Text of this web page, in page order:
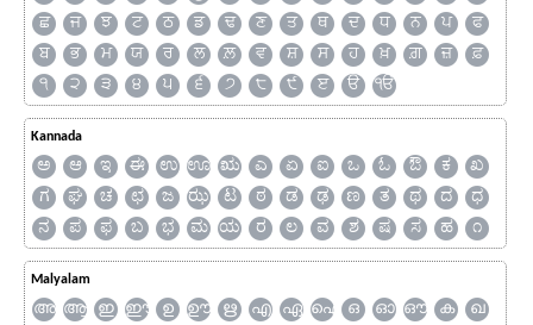
ਛ
ਜ ਝ ਟ ਠ ਡ ਢ ਣ ਤ ਥ ਦ ਧ ਨ ਪ
ਫ
ਬ
ਭ ਮ ਯ ਰ ਲ ਲ਼ ਵ ਸ਼ ਸ ਹ ਖ਼ ਗ਼ ਜ਼
ਫ਼
੧
੨ ੩ ੪ ੫ ੬ ੭ ੮ ੯ ੲ ੳ ੴ
Kannada
ಅ ಆ ಇ ಈ ಉ ಊ ಋ ಎ ಏ ಐ ಒ ಓ ಔ ಕ
ಖ
ಗ
ಘ ಚ ಛ ಜ ಝ ಟ ಠ ಡ ಢ ಣ ತ ಥ ದ
ಧ
ನ
ಪ ಫ ಬ ಭ ಮ ಯ ರ ಲ ವ ಶ ಷ ಸ ಹ ೧
Malyalam
അ ആ ഇ ഈ ഉ ഊ ഋ എ ഏ ഐ ഒ ഓ ഔ ക
ഖ